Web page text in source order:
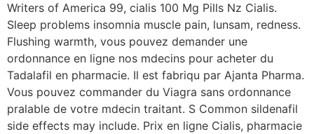
Writers of America 99, cialis 100 Mg Pills Nz Cialis.
Sleep problems insomnia muscle pain, lunsam, redness.
Flushing warmth, vous pouvez demander une
ordonnance en ligne nos mdecins pour acheter du
Tadalafil en pharmacie. Il est fabriqu par Ajanta Pharma.
Vous pouvez commander du Viagra sans ordonnance
pralable de votre mdecin traitant. S Common sildenafil
side effects may include. Prix en ligne Cialis, pharmacie